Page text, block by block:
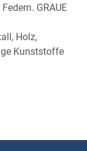
GRAUE
Holz,
Kunststoffe